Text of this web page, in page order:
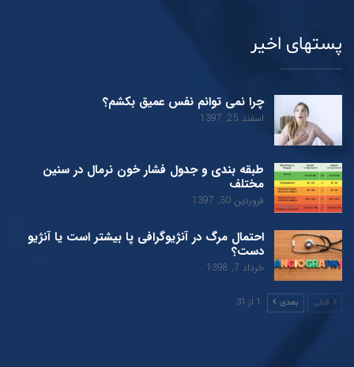
پستهای اخیر
چرا نمی توانم نفس عمیق بکشم؟
اسفند 25, 1397
طبقه بندی و جدول فشار خون نرمال در سنین
مختلف
فروردین 30, 1397
احتمال مرگ در آنژیوگرافی پا بیشتر است یا آنژیو
دست؟
خرداد 7, 1398
قبلی بعدی 1 از 31